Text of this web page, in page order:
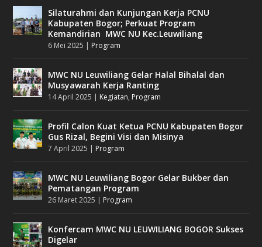
Silaturahmi dan Kunjungan Kerja PCNU
Kabupaten Bogor; Perkuat Program
Kemandirian MWC NU Kec.Leuwiliang
6 Mei 2025 | Program
MWC NU Leuwiliang Gelar Halal Bihalal dan
Musyawarah Kerja Ranting
14 April 2025 | Kegiatan, Program
Profil Calon Kuat Ketua PCNU Kabupaten Bogor
Gus Rizal, Begini Visi dan Misinya
7 April 2025 | Program
MWC NU Leuwiliang Bogor Gelar Bukber dan
Pematangan Program
26 Maret 2025 | Program
Konfercam MWC NU LEUWILIANG BOGOR Sukses
Digelar